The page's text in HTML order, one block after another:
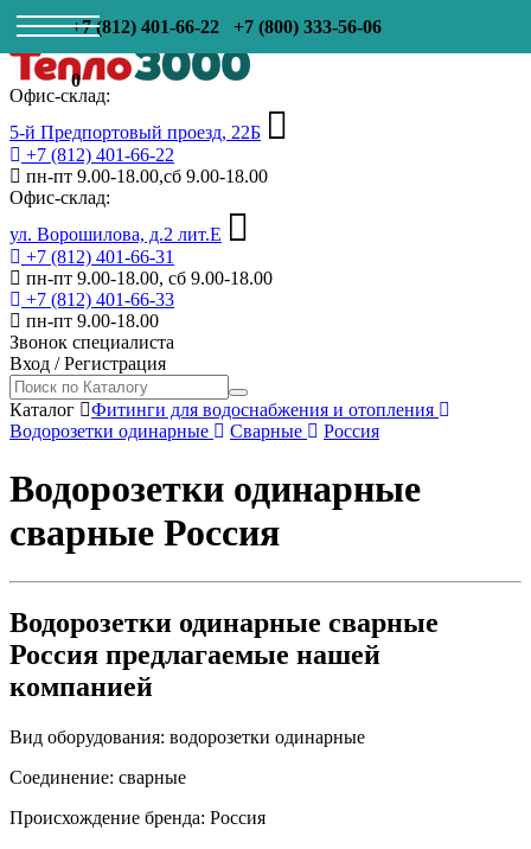
+7 (812) 401-66-22 +7 (800) 333-56-06
0
Офис-склад:
5-й Предпортовый проезд, 22Б
+7 (812) 401-66-22
пн-пт 9.00-18.00,сб 9.00-18.00
Офис-склад:
ул. Ворошилова, д.2 лит.Е
+7 (812) 401-66-31
пн-пт 9.00-18.00, сб 9.00-18.00
+7 (812) 401-66-33
пн-пт 9.00-18.00
Звонок специалиста
Вход /Регистрация
Каталог
Фитинги для водоснабжения и отопления
Водорозетки одинарные
Сварные Россия
Водорозетки одинарные
сварные Россия
Водорозетки одинарные сварные
Россия предлагаемые нашей
компанией
Вид оборудования: водорозетки одинарные
Соединение: сварные
Происхождение бренда: Россия